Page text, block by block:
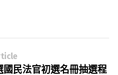
民法官初選名冊抽選程